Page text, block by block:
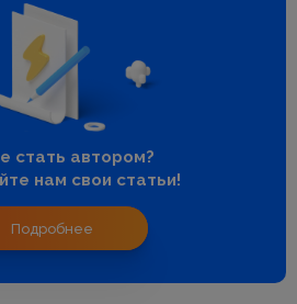
стать автором?
нам свои статьи!
Подробнее